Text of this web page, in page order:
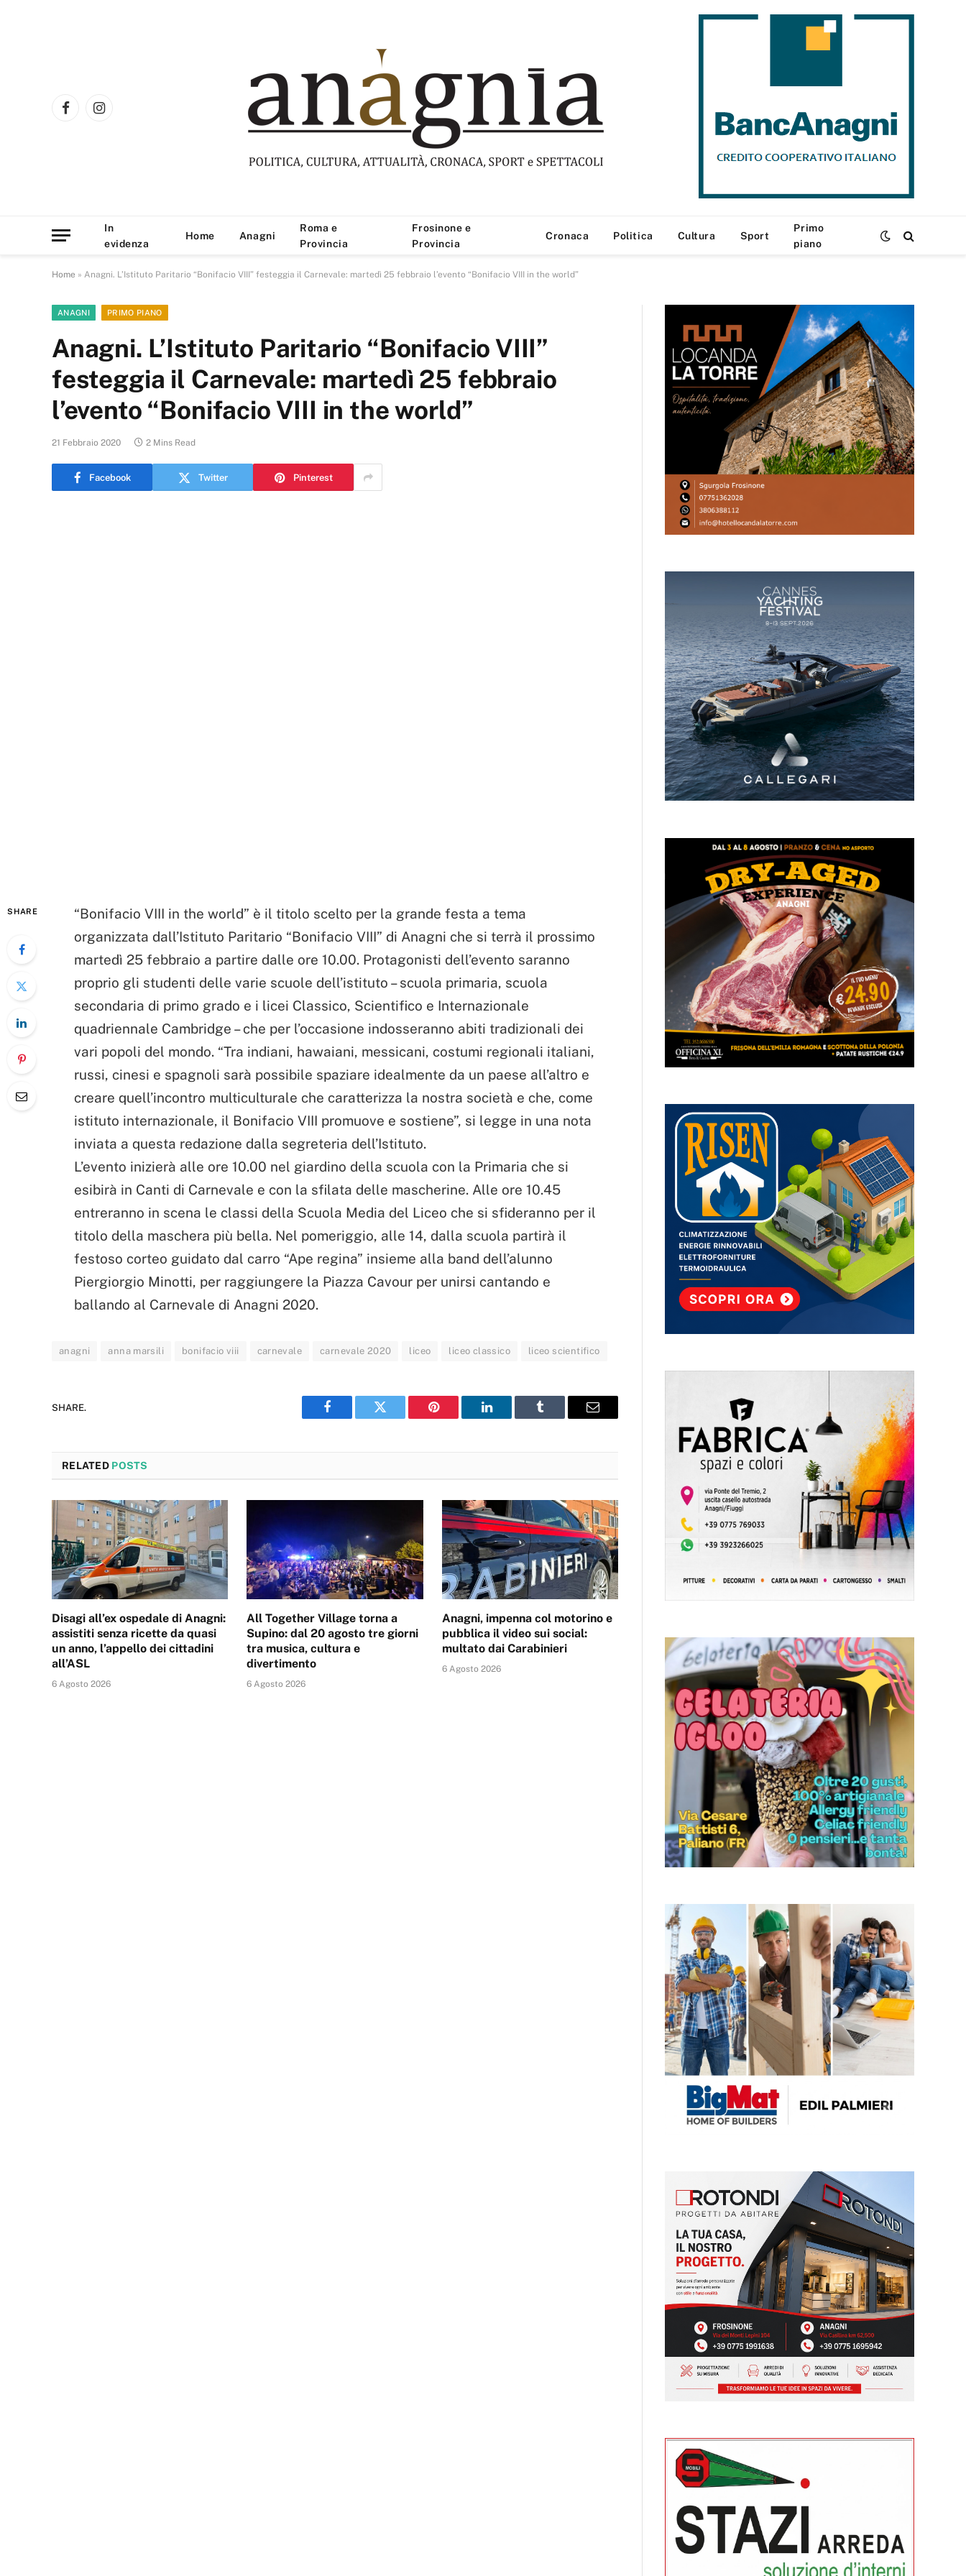
FacebookInstagram
In
evidenza
Home Anagni
Roma e
Provincia
Frosinone e
Provincia
Cronaca Politica Cultura Sport
Primo
piano
Home » Anagni. L’Istituto Paritario “Bonifacio VIII” festeggia il Carnevale: martedì 25 febbraio l’evento “Bonifacio VIII in the world”
ANAGNI PRIMO PIANO
Anagni. L’Istituto Paritario “Bonifacio VIII”
festeggia il Carnevale: martedì 25 febbraio
l’evento “Bonifacio VIII in the world”
21 Febbraio 2020 2 Mins Read
Facebook Twitter Pinterest
SHARE
“Bonifacio VIII in the world” è il titolo scelto per la grande festa a tema
organizzata dall’Istituto Paritario “Bonifacio VIII” di Anagni che si terrà il prossimo
martedì 25 febbraio a partire dalle ore 10.00. Protagonisti dell’evento saranno
proprio gli studenti delle varie scuole dell’istituto – scuola primaria, scuola
secondaria di primo grado e i licei Classico, Scientifico e Internazionale
quadriennale Cambridge – che per l’occasione indosseranno abiti tradizionali dei
vari popoli del mondo. “Tra indiani, hawaiani, messicani, costumi regionali italiani,
russi, cinesi e spagnoli sarà possibile spaziare idealmente da un paese all’altro e
creare quell’incontro multiculturale che caratterizza la nostra società e che, come
istituto internazionale, il Bonifacio VIII promuove e sostiene”, si legge in una nota
inviata a questa redazione dalla segreteria dell’Istituto.
L’evento inizierà alle ore 10.00 nel giardino della scuola con la Primaria che si
esibirà in Canti di Carnevale e con la sfilata delle mascherine. Alle ore 10.45
entreranno in scena le classi della Scuola Media del Liceo che si sfideranno per il
titolo della maschera più bella. Nel pomeriggio, alle 14, dalla scuola partirà il
festoso corteo guidato dal carro “Ape regina” insieme alla band dell’alunno
Piergiorgio Minotti, per raggiungere la Piazza Cavour per unirsi cantando e
ballando al Carnevale di Anagni 2020.
anagni anna marsili bonifacio viii carnevale carnevale 2020 liceo liceo classico liceo scientifico
SHARE.
Facebook Twitter Pinterest LinkedIn Tumblr Email
RELATED POSTS
Disagi all’ex ospedale di Anagni:
assistiti senza ricette da quasi
un anno, l’appello dei cittadini
all’ASL
6 Agosto 2026
All Together Village torna a
Supino: dal 20 agosto tre giorni
tra musica, cultura e
divertimento
6 Agosto 2026
Anagni, impenna col motorino e
pubblica il video sui social:
multato dai Carabinieri
6 Agosto 2026